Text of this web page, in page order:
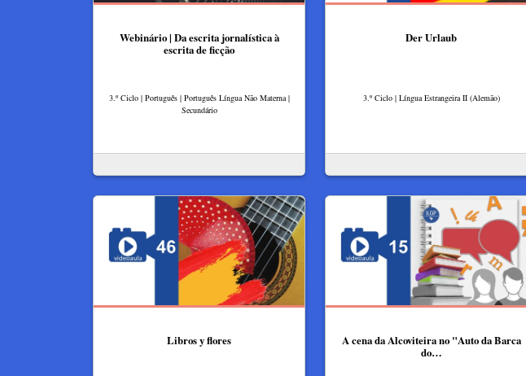
Webinário | Da escrita jornalística à
escrita de ficção
3.º Ciclo | Português | Português Língua Não Materna |
Secundário
Der Urlaub
3.º Ciclo | Língua Estrangeira II (Alemão)
Libros y flores
A cena da Alcoviteira no "Auto da Barca
do…